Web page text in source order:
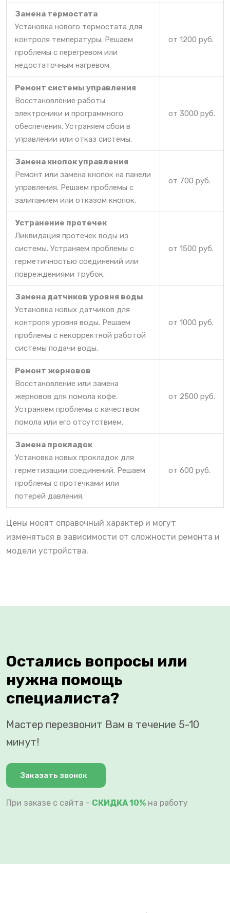
Замена термостата
Установка нового термостата для
контроля температуры. Решаем
проблемы с перегревом или
недостаточным нагревом.
от 1200 руб.
Ремонт системы управления
Восстановление работы
электроники и программного
обеспечения. Устраняем сбои в
управлении или отказ системы.
от 3000 руб.
Замена кнопок управления
Ремонт или замена кнопок на панели
управления. Решаем проблемы с
залипанием или отказом кнопок.
от 700 руб.
Устранение протечек
Ликвидация протечек воды из
системы. Устраняем проблемы с
герметичностью соединений или
повреждениями трубок.
от 1500 руб.
Замена датчиков уровня воды
Установка новых датчиков для
контроля уровня воды. Решаем
проблемы с некорректной работой
системы подачи воды.
от 1000 руб.
Ремонт жерновов
Восстановление или замена
жерновов для помола кофе.
Устраняем проблемы с качеством
помола или его отсутствием.
от 2500 руб.
Замена прокладок
Установка новых прокладок для
герметизации соединений. Решаем
проблемы с протечками или
потерей давления.
от 600 руб.
Цены носят справочный характер и могут
изменяться в зависимости от сложности ремонта и
модели устройства.
Остались вопросы или
нужна помощь
специалиста?
Мастер перезвонит Вам в течение 5-10
минут!
Заказать звонок
При заказе с сайта - СКИДКА 10% на работу